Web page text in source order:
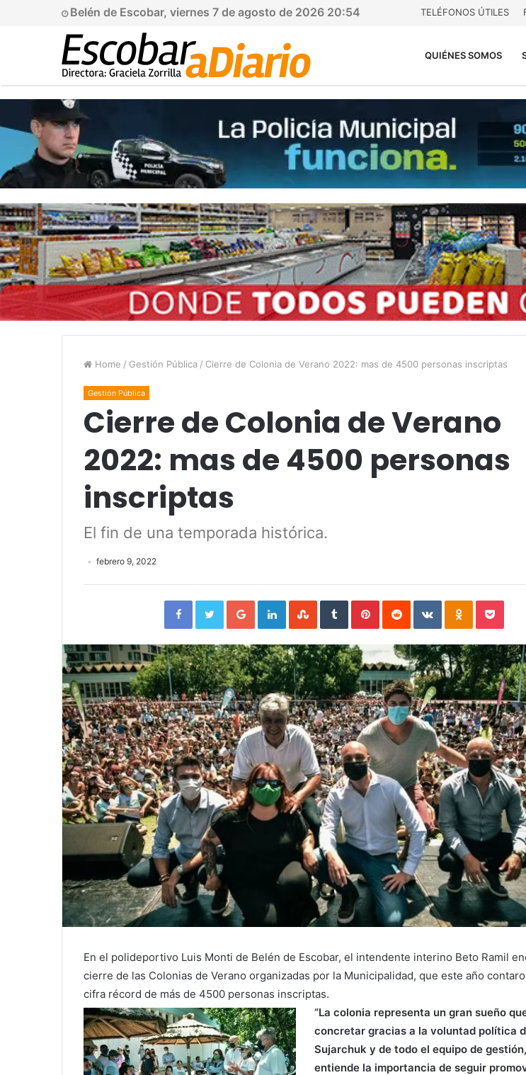
Belén de Escobar, viernes 7 de agosto de 2026 20:54 TELÉFONOS ÚTILES
QUIÉNES SOMOS
Home / Gestión Pública / Cierre de Colonia de Verano 2022: mas de 4500 personas inscriptas
Gestión Pública
Cierre de Colonia de Verano
2022: mas de 4500 personas
inscriptas
El fin de una temporada histórica.
febrero 9, 2022
FacebookTwitterGoogle+LinkedInStumbleUpon
TumblrPinterestReddit VKontakte
En el polideportivo Luis Monti de Belén de Escobar, el intendente interino Beto Ramil
cierre de las Colonias de Verano organizadas por la Municipalidad, que este año
cifra récord de más de 4500 personas inscriptas.
“La colonia representa un gran sueño
concretar gracias a la voluntad política
Sujarchuk y de todo el equipo de
entiende la importancia de seguir